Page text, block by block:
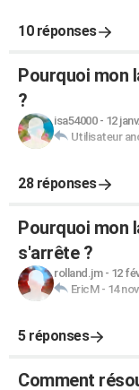
10 réponses
Pourquoi mon
?
isa54000- 12
Utilisateur
28 réponses
Pourquoi mon
s'arrête ?
rolland.jm- 12
EricM- 14
5 réponses
Comment